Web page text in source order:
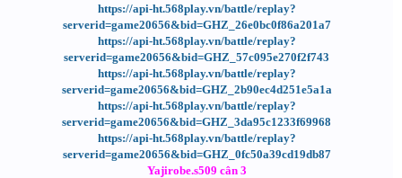
https://api-ht.568play.vn/battle/replay?
serverid=game20656&bid=GHZ_26e0bc0f86a201a7
https://api-ht.568play.vn/battle/replay?
serverid=game20656&bid=GHZ_57c095e270f2f743
https://api-ht.568play.vn/battle/replay?
serverid=game20656&bid=GHZ_2b90ec4d251e5a1a
https://api-ht.568play.vn/battle/replay?
serverid=game20656&bid=GHZ_3da95c1233f69968
https://api-ht.568play.vn/battle/replay?
serverid=game20656&bid=GHZ_0fc50a39cd19db87
Yajirobe.s509 cân 3